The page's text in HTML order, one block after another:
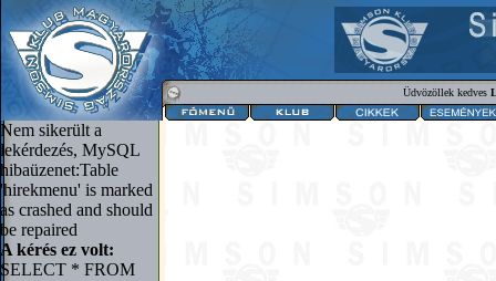
Üdvözöllek kedves
Nem sikerült a
lekérdezés, MySQL
hibaüzenet:Table
'hirekmenu' is marked
as crashed and should
be repaired
A kérés ez volt:
SELECT * FROM